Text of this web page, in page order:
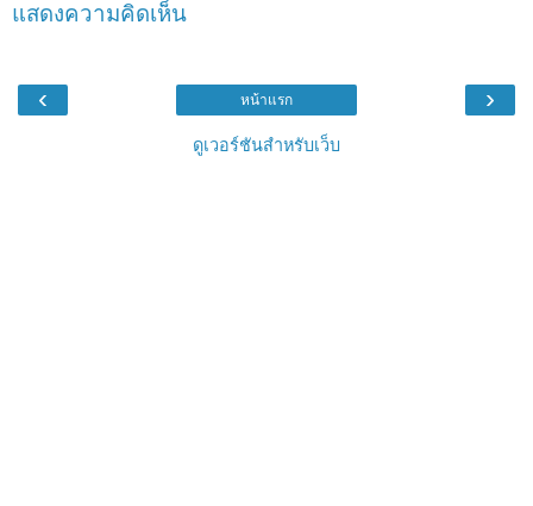
แสดงความคิดเห็น
‹ ›
หน้าแรก
ดูเวอร์ชันสำหรับเว็บ